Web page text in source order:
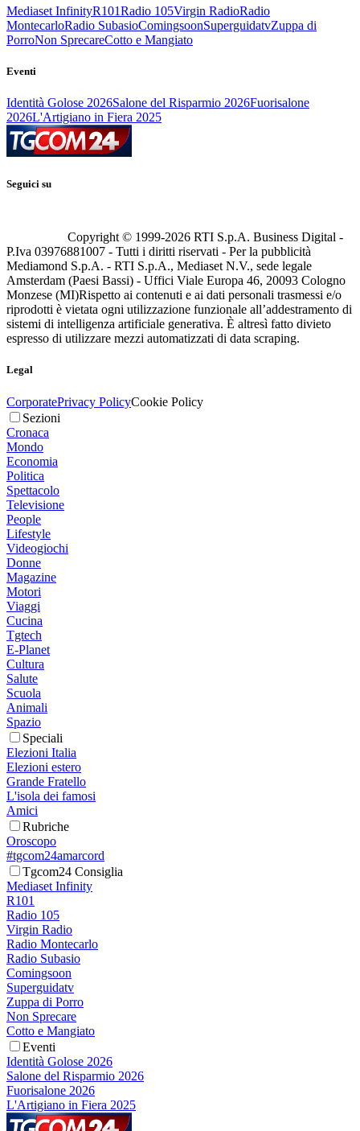
Mediaset InfinityR101Radio 105Virgin RadioRadio
MontecarloRadio SubasioComingsoonSuperguidatvZuppa di
PorroNon SprecareCotto e Mangiato
Eventi
Identità Golose 2026Salone del Risparmio 2026Fuorisalone
2026L'Artigiano in Fiera 2025
Seguici su
Copyright © 1999-2026 RTI S.p.A. Business Digital -
P.Iva 03976881007 - Tutti i diritti riservati - Per la pubblicità
Mediamond S.p.A. - RTI S.p.A., Mediaset N.V., sede legale
Amsterdam (Paesi Bassi) - Uffici Viale Europa 46, 20093 Cologno
Monzese (MI)Rispetto ai contenuti e ai dati personali trasmessi e/o
riprodotti è vietata ogni utilizzazione funzionale all’addestramento di
sistemi di intelligenza artificiale generativa. È altresì fatto divieto
espresso di utilizzare mezzi automatizzati di data scraping.
Legal
CorporatePrivacy PolicyCookie Policy
Sezioni
Cronaca
Mondo
Economia
Politica
Spettacolo
Televisione
People
Lifestyle
Videogiochi
Donne
Magazine
Motori
Viaggi
Cucina
Tgtech
E-Planet
Cultura
Salute
Scuola
Animali
Spazio
Speciali
Elezioni Italia
Elezioni estero
Grande Fratello
L'isola dei famosi
Amici
Rubriche
Oroscopo
#tgcom24amarcord
Tgcom24 Consiglia
Mediaset Infinity
R101
Radio 105
Virgin Radio
Radio Montecarlo
Radio Subasio
Comingsoon
Superguidatv
Zuppa di Porro
Non Sprecare
Cotto e Mangiato
Eventi
Identità Golose 2026
Salone del Risparmio 2026
Fuorisalone 2026
L'Artigiano in Fiera 2025